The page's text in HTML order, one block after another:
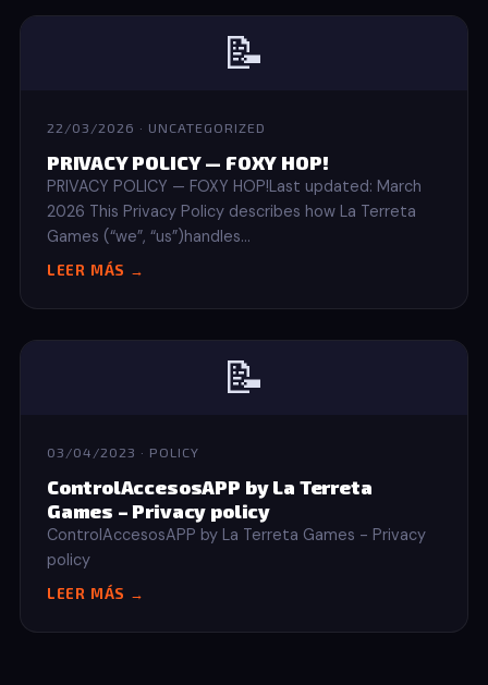
📝
22/03/2026 · UNCATEGORIZED
PRIVACY POLICY — FOXY HOP!
PRIVACY POLICY — FOXY HOP!Last updated: March
2026 This Privacy Policy describes how La Terreta
Games (“we”, “us”)handles…
LEER MÁS →
📝
03/04/2023 · POLICY
ControlAccesosAPP by La Terreta
Games – Privacy policy
ControlAccesosAPP by La Terreta Games - Privacy
policy
LEER MÁS →